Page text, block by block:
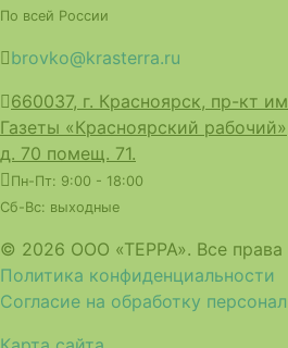
По всей России
brovko@krasterra.ru
660037, г. Красноярск, пр-кт
Газеты «Красноярский
д. 70 помещ. 71.
Пн-Пт: 9:00 - 18:00
Сб-Вс: выходные
© 2026 ООО «ТЕРРА». Все
Политика конфиденциальности
Согласие на обработку